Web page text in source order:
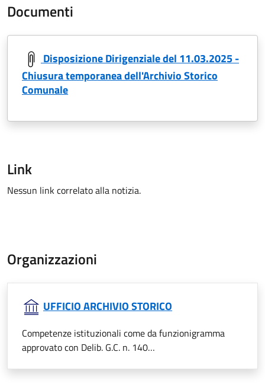
Documenti
Disposizione Dirigenziale del 11.03.2025 -
Chiusura temporanea dell'Archivio Storico
Comunale
Link
Nessun link correlato alla notizia.
Organizzazioni
UFFICIO ARCHIVIO STORICO
Competenze istituzionali come da funzionigramma
approvato con Delib. G.C. n. 140…